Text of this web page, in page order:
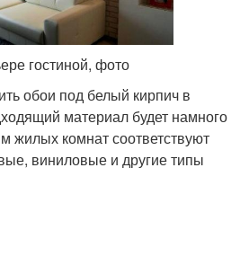
гостиной, фото
обои под белый кирпич в
материал будет намного
жилых комнат соответствуют
виниловые и другие типы